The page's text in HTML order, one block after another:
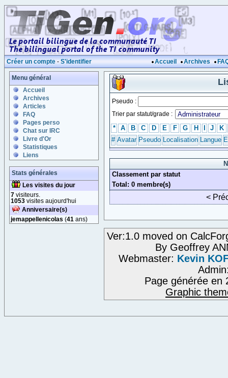
Créer un compte - S'identifier Accueil Archives
Menu général
Accueil
Archives
Articles
FAQ
Pages perso
Chat sur IRC
Livre d'Or
Statistiques
Liens
Stats générales
Les visites du jour
7 visiteurs.
1053 visites aujourd'hui
Anniversaire(s)
jemappellenicolas (41 ans)
Pseudo :
Trier par statut/grade :
* A B C D E F G H J
K
# Avatar Pseudo Localisation Langue
Classement par statut
Total: 0 membre(s)
<
Ver:1.0 moved on
By Geoffrey
Webmaster: Kevin
Page générée en
Graphic